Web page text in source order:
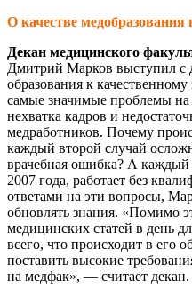
О качестве
Декан медицинского
Дмитрий Марков выступил с
образования к
самые значимые проблемы
нехватка кадров и
медработников. Почему
каждый второй случай
врачебная ошибка? А
2007 года, работает без
ответами на эти вопросы,
обновлять знания. «Помимо
медицинских статей в день
всего, что происходит в его
поставить высокие
на медфак», — считает декан.